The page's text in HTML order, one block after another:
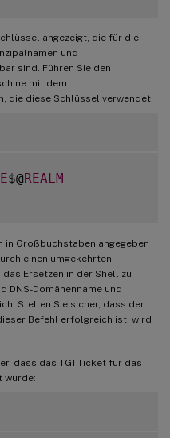
angezeigt, die für die
und
sind. Führen Sie den
mit dem
die diese Schlüssel verwendet:
$@REALM
in Großbuchstaben angegeben
einen umgekehrten
Ersetzen in der Shell zu
DNS-Domänenname und
Stellen Sie sicher, dass der
Befehl erfolgreich ist, wird
dass das TGT-Ticket für das
wurde: